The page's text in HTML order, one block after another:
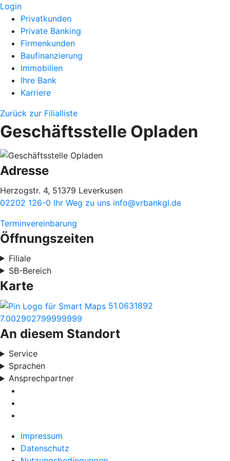
Login
Privatkunden
Private Banking
Firmenkunden
Baufinanzierung
Immobilien
Ihre Bank
Karriere
Zurück zur Filialliste
Geschäftsstelle Opladen
Adresse
Herzogstr. 4, 51379 Leverkusen
02202 126-0 Ihr Weg zu uns info@vrbankgl.de
Terminvereinbarung
Öffnungszeiten
Filiale
SB-Bereich
Karte
51.0631892
7.002902799999999
An diesem Standort
Service
Sprachen
Ansprechpartner
Impressum
Datenschutz